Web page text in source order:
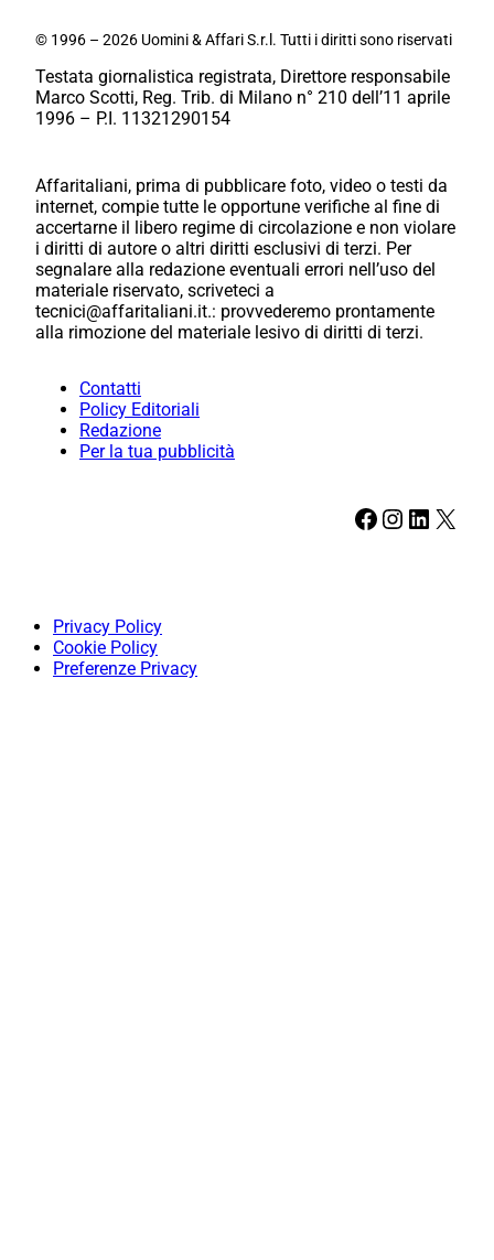
© 1996 – 2026 Uomini & Affari S.r.l. Tutti i diritti sono riservati
Testata giornalistica registrata, Direttore responsabile
Marco Scotti, Reg. Trib. di Milano n° 210 dell’11 aprile
1996 – P.I. 11321290154
Affaritaliani, prima di pubblicare foto, video o testi da
internet, compie tutte le opportune verifiche al fine di
accertarne il libero regime di circolazione e non violare
i diritti di autore o altri diritti esclusivi di terzi. Per
segnalare alla redazione eventuali errori nell’uso del
materiale riservato, scriveteci a
tecnici@affaritaliani.it.: provvederemo prontamente
alla rimozione del materiale lesivo di diritti di terzi.
Contatti
Policy Editoriali
Redazione
Per la tua pubblicità
Facebook Instagram LinkedIn X
Privacy Policy
Cookie Policy
Preferenze Privacy